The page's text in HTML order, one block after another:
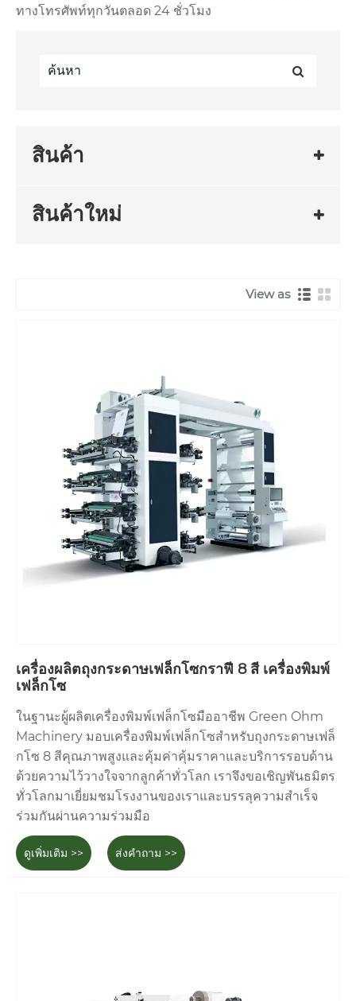
ทางโทรศัพท์ทุกวันตลอด 24 ชั่วโมง
สินค้า
สินค้าใหม่
View as
เครื่องผลิตถุงกระดาษเฟล็กโซกราฟี 8 สี เครื่องพิมพ์
เฟล็กโซ
ในฐานะผู้ผลิตเครื่องพิมพ์เฟล็กโซมืออาชีพ Green Ohm
Machinery มอบเครื่องพิมพ์เฟล็กโซสำหรับถุงกระดาษเฟล็
กโซ 8 สีคุณภาพสูงและคุ้มค่าคุ้มราคาและบริการรอบด้าน
ด้วยความไว้วางใจจากลูกค้าทั่วโลก เราจึงขอเชิญพันธมิตร
ทั่วโลกมาเยี่ยมชมโรงงานของเราและบรรลุความสำเร็จ
ร่วมกันผ่านความร่วมมือ
ดูเพิ่มเติม >> ส่งคำถาม >>